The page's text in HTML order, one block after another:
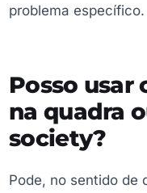
problema específico.
Posso usar
na quadra
society?
Pode, no sentido de